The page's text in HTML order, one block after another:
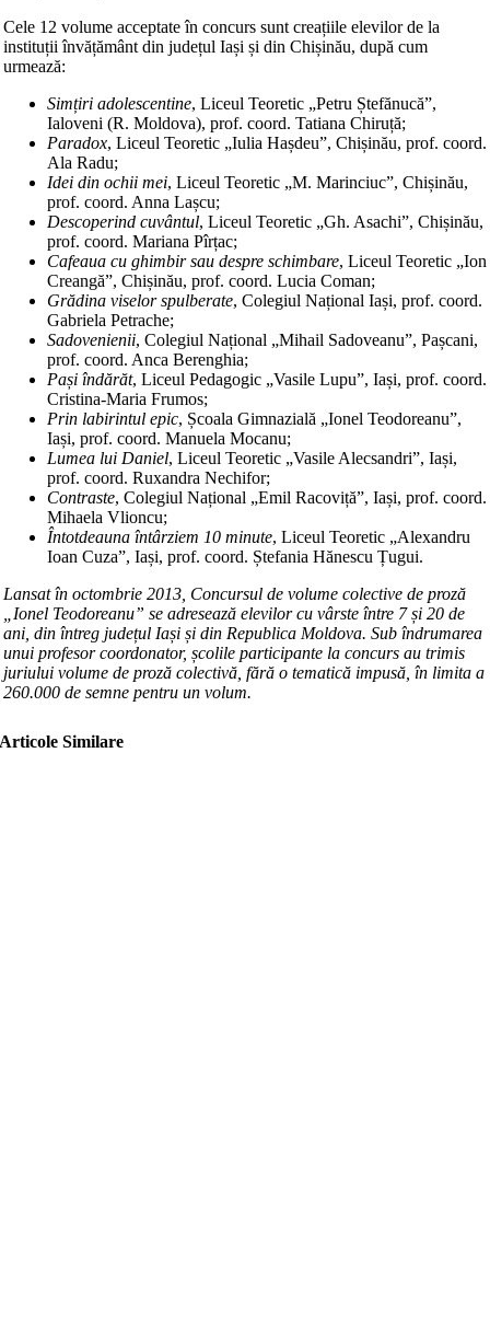
Cele 12 volume acceptate în concurs sunt creațiile elevilor de la
instituții învățământ din județul Iași și din Chișinău, după cum
urmează:
Simțiri adolescentine, Liceul Teoretic „Petru Ștefănucă”,
Ialoveni (R. Moldova), prof. coord. Tatiana Chiruță;
Paradox, Liceul Teoretic „Iulia Hașdeu”, Chișinău, prof. coord.
Ala Radu;
Idei din ochii mei, Liceul Teoretic „M. Marinciuc”, Chișinău,
prof. coord. Anna Lașcu;
Descoperind cuvântul, Liceul Teoretic „Gh. Asachi”, Chișinău,
prof. coord. Mariana Pîrțac;
Cafeaua cu ghimbir sau despre schimbare, Liceul Teoretic „Ion
Creangă”, Chișinău, prof. coord. Lucia Coman;
Grădina viselor spulberate, Colegiul Național Iași, prof. coord.
Gabriela Petrache;
Sadovenienii, Colegiul Național „Mihail Sadoveanu”, Pașcani,
prof. coord. Anca Berenghia;
Pași îndărăt, Liceul Pedagogic „Vasile Lupu”, Iași, prof. coord.
Cristina-Maria Frumos;
Prin labirintul epic, Școala Gimnazială „Ionel Teodoreanu”,
Iași, prof. coord. Manuela Mocanu;
Lumea lui Daniel, Liceul Teoretic „Vasile Alecsandri”, Iași,
prof. coord. Ruxandra Nechifor;
Contraste, Colegiul Național „Emil Racoviță”, Iași, prof. coord.
Mihaela Vlioncu;
Întotdeauna întârziem 10 minute, Liceul Teoretic „Alexandru
Ioan Cuza”, Iași, prof. coord. Ștefania Hănescu Țugui.
Lansat în octombrie 2013, Concursul de volume colective de proză
„Ionel Teodoreanu” se adresează elevilor cu vârste între 7 și 20 de
ani, din întreg județul Iași și din Republica Moldova. Sub îndrumarea
unui profesor coordonator, școlile participante la concurs au trimis
juriului volume de proză colectivă, fără o tematică impusă, în limita a
260.000 de semne pentru un volum.
Articole Similare